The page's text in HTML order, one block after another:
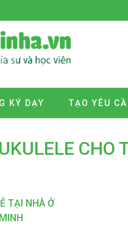
KÝ DẠY TẠO YÊU
CHO
TẠI NHÀ Ở